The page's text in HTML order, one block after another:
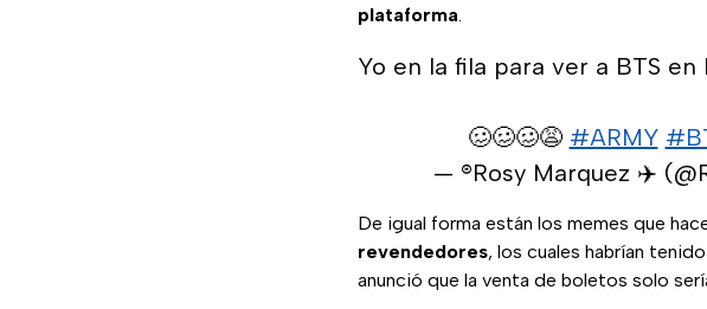
plataforma.
Yo en la fila para ver a BTS
🥴🥴🥴😩 #ARMY
— ®️Rosy Marquez ✈️
De igual forma están los memes que
revendedores, los cuales habrían
anunció que la venta de boletos solo